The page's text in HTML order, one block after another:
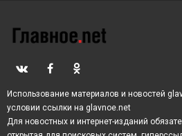
Использование материалов и новостей
условии ссылки на glavnoe.net
Для новостных и интернет-изданий